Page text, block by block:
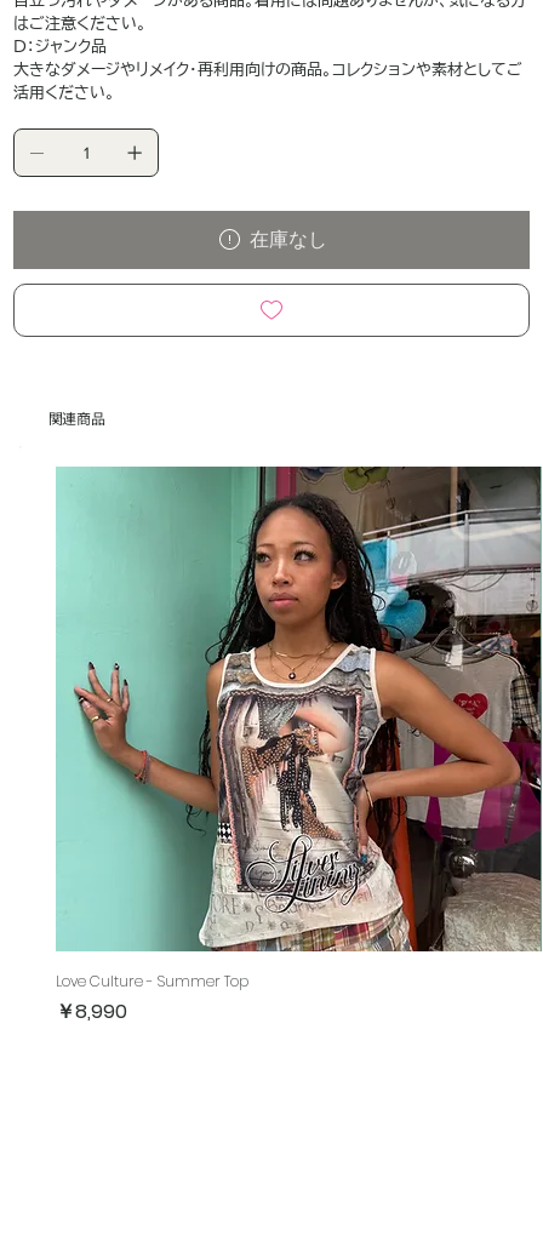
はご注意ください。
D：ジャンク品
大きなダメージやリメイク・再利用向けの商品。コレクションや素材としてご
活用ください。
在庫なし
関連商品
Love Culture - Summer Top
価格
￥8,990